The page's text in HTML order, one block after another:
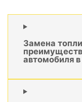
Замена
автомобиля